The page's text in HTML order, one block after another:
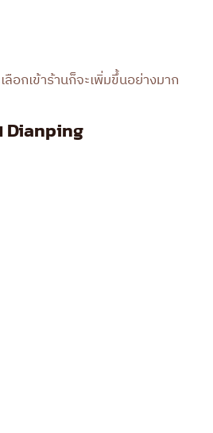
อกเข้าร้านก็จะเพิ่มขึ้นอย่างมาก
Dianping